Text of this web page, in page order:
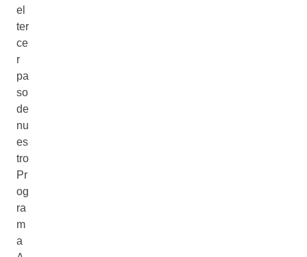
el
ter
ce
r
pa
so
de
nu
es
tro
Pr
og
ra
m
a